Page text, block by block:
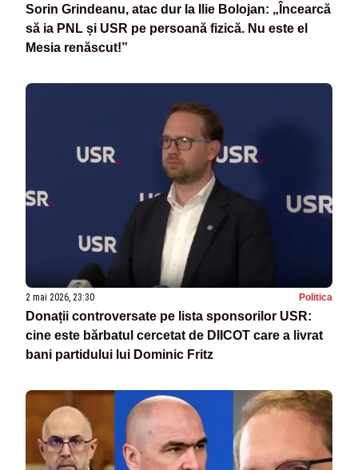
Sorin Grindeanu, atac dur la Ilie Bolojan: „Încearcă
să ia PNL și USR pe persoană fizică. Nu este el
Mesia renăscut!”
2 mai 2026, 23:30 Politica
Donații controversate pe lista sponsorilor USR:
cine este bărbatul cercetat de DIICOT care a livrat
bani partidului lui Dominic Fritz